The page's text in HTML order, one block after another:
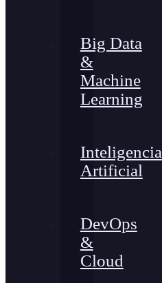
Big Data
&
Machine
Learning
Inteligencia
Artificial
DevOps
&
Cloud